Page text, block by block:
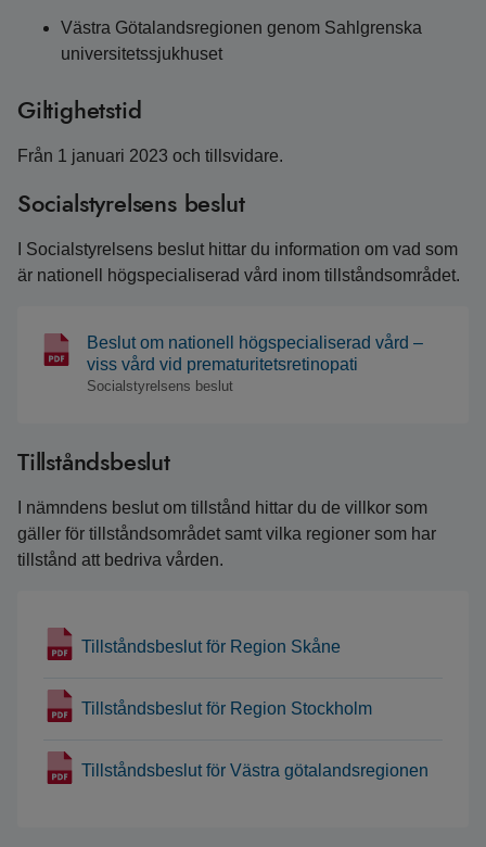
Västra Götalandsregionen genom Sahlgrenska
universitetssjukhuset
Giltighetstid
Från 1 januari 2023 och tillsvidare.
Socialstyrelsens beslut
I Socialstyrelsens beslut hittar du information om vad som
är nationell högspecialiserad vård inom tillståndsområdet.
Beslut om nationell högspecialiserad vård –
viss vård vid prematuritetsretinopati
Socialstyrelsens beslut
Tillståndsbeslut
I nämndens beslut om tillstånd hittar du de villkor som
gäller för tillståndsområdet samt vilka regioner som har
tillstånd att bedriva vården.
Tillståndsbeslut för Region Skåne
Tillståndsbeslut för Region Stockholm
Tillståndsbeslut för Västra götalandsregionen